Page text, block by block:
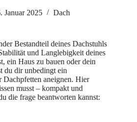
Januar 2025 Dach
Bestandteil deines Dachstuhls
und Langlebigkeit deines
ein Haus zu bauen oder dein
du dir unbedingt ein
Dachpfetten aneignen. Hier
musst – kompakt und
die frage beantworten kannst: